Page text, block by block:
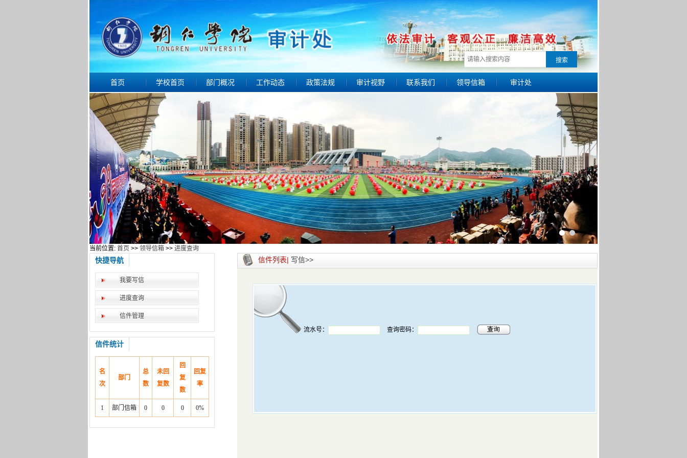
首页 学校首页 部门概况 工作动态 政策法规 审计视野 联系我们 领导信箱 审计处
当前位置: 首页 >> 领导信箱 >> 进度查询
快捷导航
我要写信
进度查询
信件管理
信件统计
名
次
部门
总
数
未回
复数
回
复
数
回复
率
1 部门信箱 0 0 0 0%
信件列表| 写信>>
流水号： 查询密码：